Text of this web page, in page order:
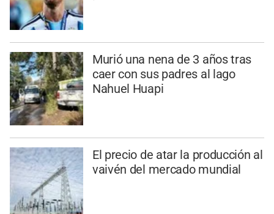
Murió una nena de 3 años tras
caer con sus padres al lago
Nahuel Huapi
El precio de atar la producción al
vaivén del mercado mundial